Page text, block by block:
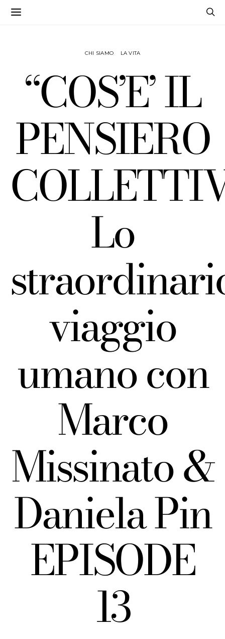
CHI SIAMO LA VITA
“COS’E’ IL
PENSIERO
Lo
viaggio
umano con
Marco
Missinato &
Daniela Pin
EPISODE
13